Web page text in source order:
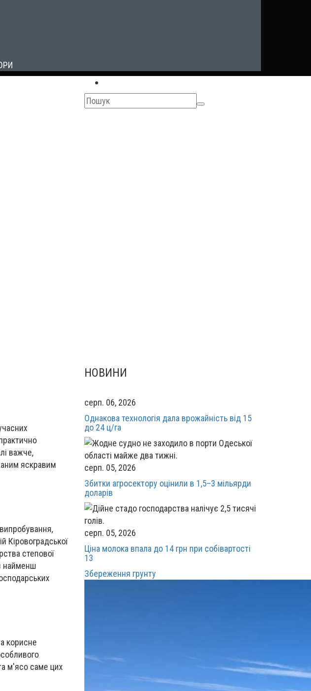
важче,
яскравим
Кіровоградської
степової
найменш
корисне
м'ясо саме цих
НОВИНИ
серп. 06, 2026
Однакова технологія дала врожайність від 15
до 24 ц/га
серп. 05, 2026
Збитки агросектору оцінили в 1,5–3 мільярди
доларів
серп. 05, 2026
Ціна молока впала до 14 грн при собівартості
13
Збереження грунту